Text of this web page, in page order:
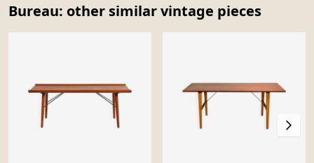
Bureau: other similar vintage pieces